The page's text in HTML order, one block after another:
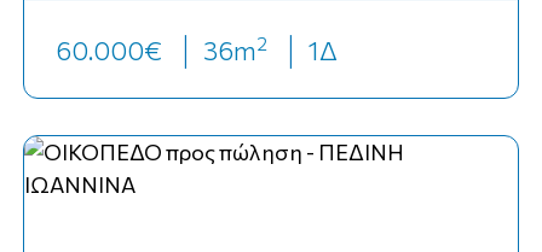
60.000€ 36m2 1Δ